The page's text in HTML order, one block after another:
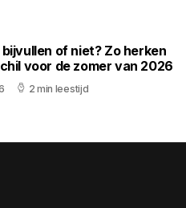
of niet? Zo herken
voor de zomer van 2026
2 min leestijd